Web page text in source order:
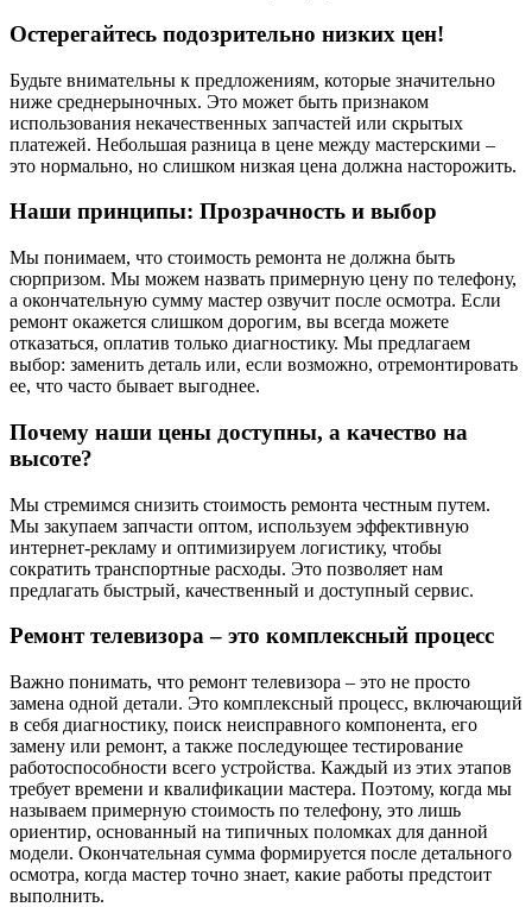
Остерегайтесь подозрительно низких цен!
Будьте внимательны к предложениям, которые значительно
ниже среднерыночных. Это может быть признаком
использования некачественных запчастей или скрытых
платежей. Небольшая разница в цене между мастерскими –
это нормально, но слишком низкая цена должна насторожить.
Наши принципы: Прозрачность и выбор
Мы понимаем, что стоимость ремонта не должна быть
сюрпризом. Мы можем назвать примерную цену по телефону,
а окончательную сумму мастер озвучит после осмотра. Если
ремонт окажется слишком дорогим, вы всегда можете
отказаться, оплатив только диагностику. Мы предлагаем
выбор: заменить деталь или, если возможно, отремонтировать
ее, что часто бывает выгоднее.
Почему наши цены доступны, а качество на
высоте?
Мы стремимся снизить стоимость ремонта честным путем.
Мы закупаем запчасти оптом, используем эффективную
интернет-рекламу и оптимизируем логистику, чтобы
сократить транспортные расходы. Это позволяет нам
предлагать быстрый, качественный и доступный сервис.
Ремонт телевизора – это комплексный процесс
Важно понимать, что ремонт телевизора – это не просто
замена одной детали. Это комплексный процесс, включающий
в себя диагностику, поиск неисправного компонента, его
замену или ремонт, а также последующее тестирование
работоспособности всего устройства. Каждый из этих этапов
требует времени и квалификации мастера. Поэтому, когда мы
называем примерную стоимость по телефону, это лишь
ориентир, основанный на типичных поломках для данной
модели. Окончательная сумма формируется после детального
осмотра, когда мастер точно знает, какие работы предстоит
выполнить.